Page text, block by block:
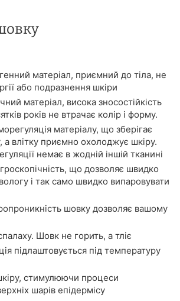
матеріал, приємний до тіла, не
або подразнення шкіри
матеріал, висока зносостійкість
років не втрачає колір і форму.
матеріалу, що зберігає
а влітку приємно охолоджує шкіру.
немає в жодній іншій тканині
що дозволяє швидко
і так само швидко випаровувати
шовку дозволяє вашому
Шовк не горить, а тліє
підлаштовується під температуру
стимулюючи процеси
шарів епідермісу